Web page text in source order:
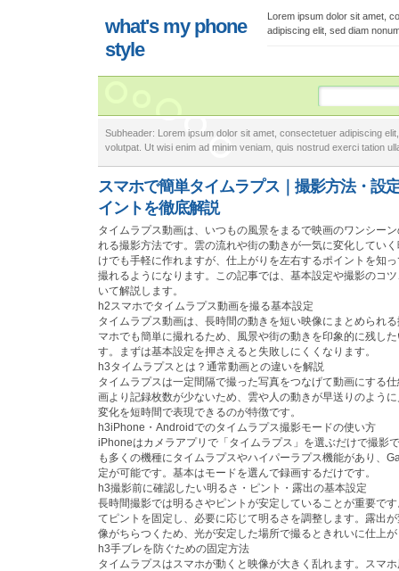
Lorem ipsum dolor sit amet,
adipiscing elit, sed diam
what's my phone
style
Subheader: Lorem ipsum dolor sit amet, consectetuer adipiscing
volutpat. Ut wisi enim ad minim veniam, quis nostrud exerci tation
スマホで簡単タイムラプス｜撮影方法・設
イントを徹底解説
タイムラプス動画は、いつもの風景をまるで映画のワンシー
れる撮影方法です。雲の流れや街の動きが一気に変化してい
けでも手軽に作れますが、仕上がりを左右するポイントを知
撮れるようになります。この記事では、基本設定や撮影のコ
いて解説します。
h2スマホでタイムラプス動画を撮る基本設定
タイムラプス動画は、長時間の動きを短い映像にまとめられ
マホでも簡単に撮れるため、風景や街の動きを印象的に残し
す。まずは基本設定を押さえると失敗しにくくなります。
h3タイムラプスとは？通常動画との違いを解説
タイムラプスは一定間隔で撮った写真をつなげて動画にする
画より記録枚数が少ないため、雲や人の動きが早送りのよう
変化を短時間で表現できるのが特徴です。
h3iPhone・Androidでのタイムラプス撮影モードの使い方
iPhoneはカメラアプリで「タイムラプス」を選ぶだけで撮影
も多くの機種にタイムラプスやハイパーラプス機能があり、
定が可能です。基本はモードを選んで録画するだけです。
h3撮影前に確認したい明るさ・ピント・露出の基本設定
長時間撮影では明るさやピントが安定していることが重要で
てピントを固定し、必要に応じて明るさを調整します。露出
像がちらつくため、光が安定した場所で撮るときれいに仕上
h3手ブレを防ぐための固定方法
タイムラプスはスマホが動くと映像が大きく乱れます。スマ